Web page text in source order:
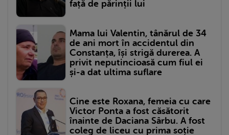
față de părinții lui
Mama lui Valentin, tânărul de 34
de ani mort în accidentul din
Constanța, își strigă durerea. A
privit neputincioasă cum fiul ei
și-a dat ultima suflare
Cine este Roxana, femeia cu care
Victor Ponta a fost căsătorit
înainte de Daciana Sârbu. A fost
coleg de liceu cu prima soție